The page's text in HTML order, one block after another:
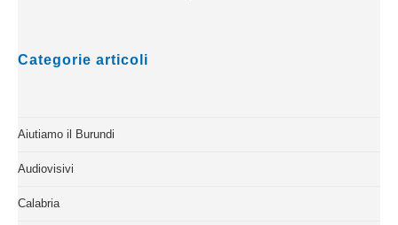
Categorie articoli
Aiutiamo il Burundi
Audiovisivi
Calabria